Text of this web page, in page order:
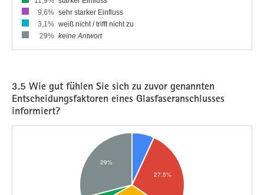
9,6% sehr starker Einfluss
3,1% weiß nicht / trifft nicht zu
29% keine Antwort
3.5 Wie gut fühlen Sie sich zu zuvor genannten
Entscheidungsfaktoren eines Glasfaseranschlusses
informiert?